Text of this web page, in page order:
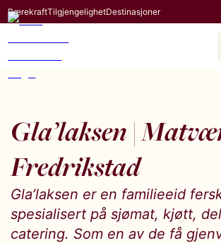
BærekraftTilgjengelighetDestinasjoner
Gla’laksen |
Fredrikstad
Gla’laksen er en familieeid
spesialisert på sjømat, kjøtt,
catering. Som en av de få